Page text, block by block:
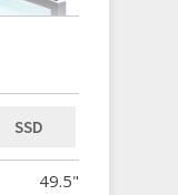
SSD
49.5"